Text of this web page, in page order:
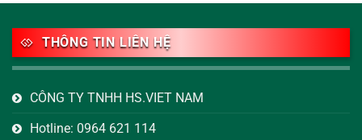
THÔNG TIN LIÊN HỆ
CÔNG TY TNHH HS.VIET NAM
Hotline: 0964 621 114